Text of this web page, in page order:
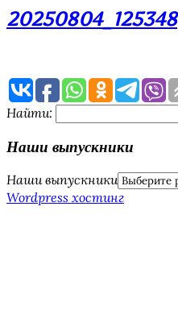
20250804_125348
Найти:
Наши выпускники
Наши выпускники
Wordpress хостинг